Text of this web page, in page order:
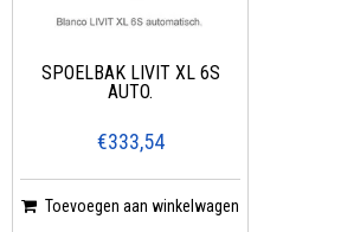
SPOELBAK LIVIT XL 6S
AUTO.
€333,54
Toevoegen aan winkelwagen